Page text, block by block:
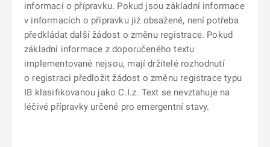
informací o přípravku. Pokud jsou základní informace
v informacích o přípravku již obsažené, není potřeba
předkládat další žádost o změnu registrace. Pokud
základní informace z doporučeného textu
implementované nejsou, mají držitelé rozhodnutí
o registraci předložit žádost o změnu registrace typu
IB klasifikovanou jako C.I.z. Text se nevztahuje na
léčivé přípravky určené pro emergentní stavy.